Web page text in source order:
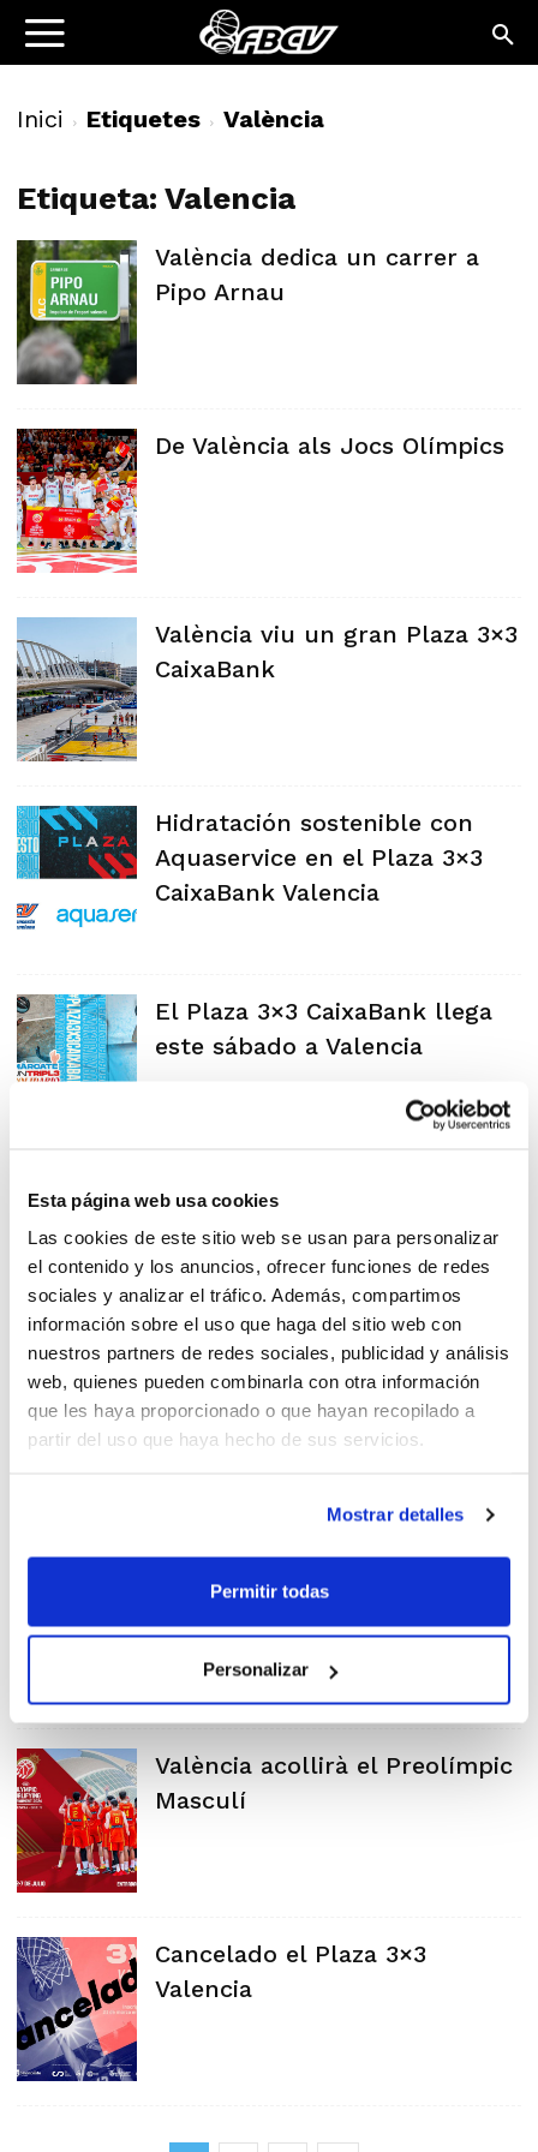
Esta página web usa cookies
Las cookies de este sitio web se usan para personalizar
el contenido y los anuncios, ofrecer funciones de redes
sociales y analizar el tráfico. Además, compartimos
información sobre el uso que haga del sitio web con
nuestros partners de redes sociales, publicidad y análisis
web, quienes pueden combinarla con otra información
que les haya proporcionado o que hayan recopilado a
partir del uso que haya hecho de sus servicios.
Mostrar detalles
Permitir todas
Personalizar
Inici Etiquetes València
Etiqueta: Valencia
València dedica un carrer a
Pipo Arnau
De València als Jocs Olímpics
València viu un gran Plaza 3×3
CaixaBank
Hidratación sostenible con
Aquaservice en el Plaza 3×3
CaixaBank Valencia
El Plaza 3×3 CaixaBank llega
este sábado a Valencia
Los 12 jugadores del
Preolímpico de Valencia
Apunta't al Plaza 3×3
CaixaBank a València!
Abonaments a la venda per al
València acollirà el Preolímpic
Masculí
Cancelado el Plaza 3×3
Valencia